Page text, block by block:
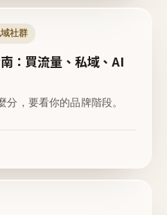
社群
：買流量、私域、AI
分，要看你的品牌階段。